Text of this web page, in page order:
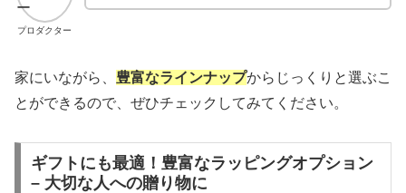
プロダクター
家にいながら、 豊富なラインナップからじっくりと選ぶこ
とができるので、ぜひチェックしてみてください。
ギフトにも最適！豊富なラッピングオプション
– 大切な人への贈り物に